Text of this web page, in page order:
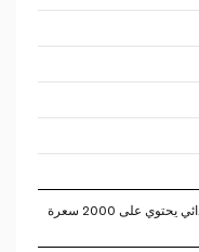
تستند النسبة المئوية للقيم اليومية على نظام غذائي يحتوي على 2000 سعرة